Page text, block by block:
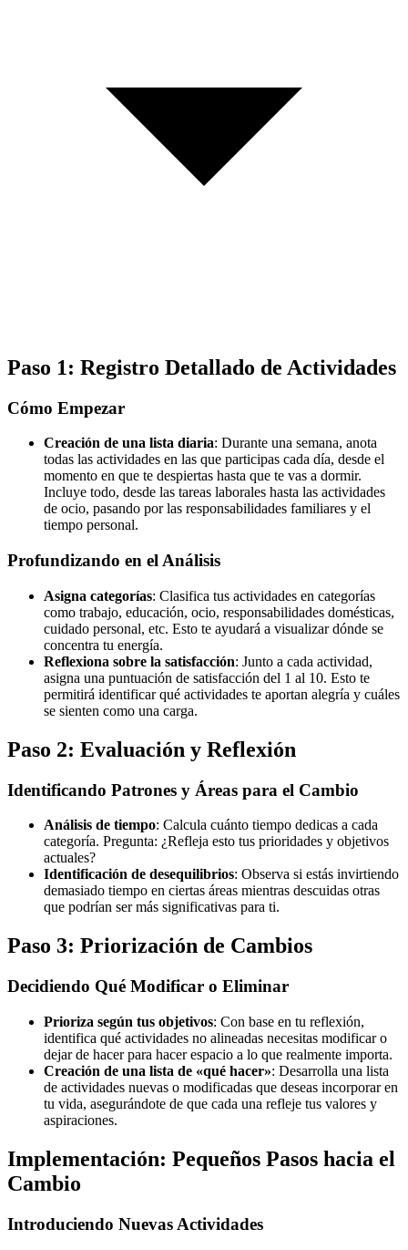
Paso 1: Registro Detallado de Actividades
Cómo Empezar
Creación de una lista diaria: Durante una semana, anota
todas las actividades en las que participas cada día, desde el
momento en que te despiertas hasta que te vas a dormir.
Incluye todo, desde las tareas laborales hasta las actividades
de ocio, pasando por las responsabilidades familiares y el
tiempo personal.
Profundizando en el Análisis
Asigna categorías: Clasifica tus actividades en categorías
como trabajo, educación, ocio, responsabilidades domésticas,
cuidado personal, etc. Esto te ayudará a visualizar dónde se
concentra tu energía.
Reflexiona sobre la satisfacción: Junto a cada actividad,
asigna una puntuación de satisfacción del 1 al 10. Esto te
permitirá identificar qué actividades te aportan alegría y cuáles
se sienten como una carga.
Paso 2: Evaluación y Reflexión
Identificando Patrones y Áreas para el Cambio
Análisis de tiempo: Calcula cuánto tiempo dedicas a cada
categoría. Pregunta: ¿Refleja esto tus prioridades y objetivos
actuales?
Identificación de desequilibrios: Observa si estás invirtiendo
demasiado tiempo en ciertas áreas mientras descuidas otras
que podrían ser más significativas para ti.
Paso 3: Priorización de Cambios
Decidiendo Qué Modificar o Eliminar
Prioriza según tus objetivos: Con base en tu reflexión,
identifica qué actividades no alineadas necesitas modificar o
dejar de hacer para hacer espacio a lo que realmente importa.
Creación de una lista de «qué hacer»: Desarrolla una lista
de actividades nuevas o modificadas que deseas incorporar en
tu vida, asegurándote de que cada una refleje tus valores y
aspiraciones.
Implementación: Pequeños Pasos hacia el
Cambio
Introduciendo Nuevas Actividades